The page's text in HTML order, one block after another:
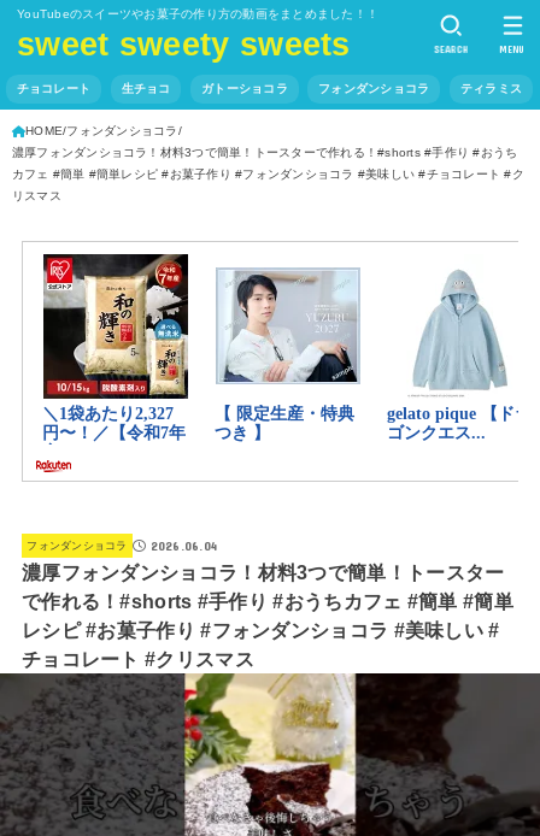
YouTubeのスイーツやお菓子の作り方の動画をまとめました！！
sweet sweety sweets
チョコレート 生チョコ ガトーショコラ フォンダンショコラ ティラミス
SEARCH MENU
HOME フォンダンショコラ
濃厚フォンダンショコラ！材料3つで簡単！トースターで作れる！#shorts #手作り #おうち
カフェ #簡単 #簡単レシピ #お菓子作り #フォンダンショコラ #美味しい #チョコレート #ク
リスマス
フォンダンショコラ 2026.06.04
濃厚フォンダンショコラ！材料3つで簡単！トースター
で作れる！#shorts #手作り #おうちカフェ #簡単 #簡単
レシピ #お菓子作り #フォンダンショコラ #美味しい #
チョコレート #クリスマス